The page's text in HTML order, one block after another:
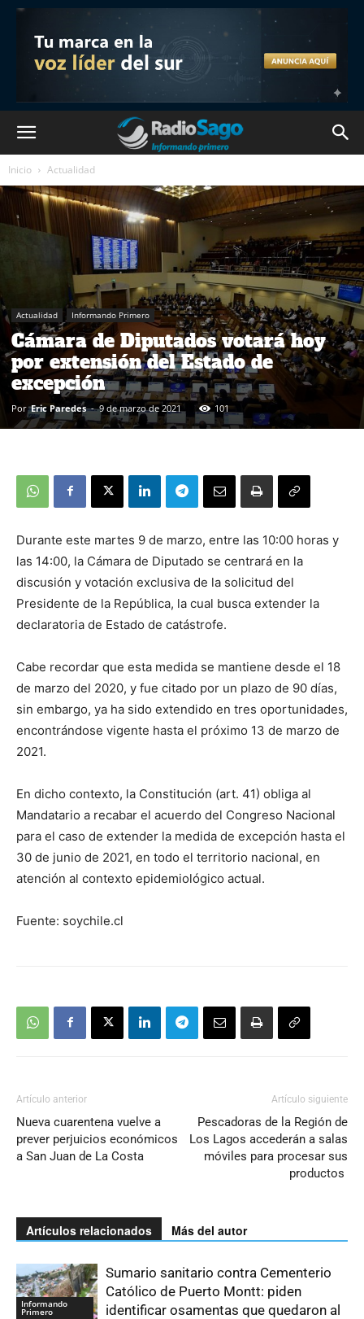
Inicio Actualidad
Actualidad Informando Primero
Cámara de Diputados votará hoy
por extensión del Estado de
excepción
Por Eric Paredes - 9 de marzo de 2021 101
Durante este martes 9 de marzo, entre las 10:00 horas y
las 14:00, la Cámara de Diputado se centrará en la
discusión y votación exclusiva de la solicitud del
Presidente de la República, la cual busca extender la
declaratoria de Estado de catástrofe.
Cabe recordar que esta medida se mantiene desde el 18
de marzo del 2020, y fue citado por un plazo de 90 días,
sin embargo, ya ha sido extendido en tres oportunidades,
encontrándose vigente hasta el próximo 13 de marzo de
2021.
En dicho contexto, la Constitución (art. 41) obliga al
Mandatario a recabar el acuerdo del Congreso Nacional
para el caso de extender la medida de excepción hasta el
30 de junio de 2021, en todo el territorio nacional, en
atención al contexto epidemiológico actual.
Fuente: soychile.cl
Artículo anterior
Nueva cuarentena vuelve a
prever perjuicios económicos
a San Juan de La Costa
Artículo siguiente
Pescadoras de la Región de
Los Lagos accederán a salas
móviles para procesar sus
productos
Artículos relacionados Más del autor
Informando
Primero
Sumario sanitario contra Cementerio
Católico de Puerto Montt: piden
identificar osamentas que quedaron al